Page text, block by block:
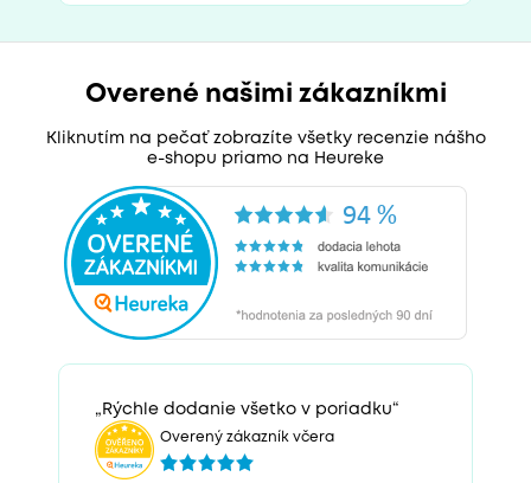
Overené našimi zákazníkmi
Kliknutím na pečať zobrazíte všetky recenzie nášho
e-shopu priamo na Heureke
„Rýchle dodanie všetko v poriadku“
Overený zákazník včera